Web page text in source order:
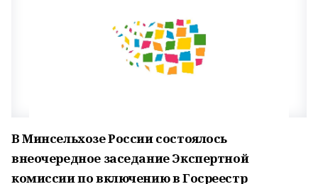
В Минсельхозе России состоялось
внеочередное заседание Экспертной
комиссии по включению в Госреестр